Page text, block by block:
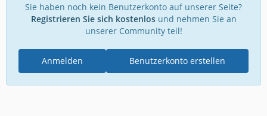
Sie haben noch kein Benutzerkonto auf unserer Seite?
Registrieren Sie sich kostenlosund nehmen Sie an
unserer Community teil!
Benutzerkonto erstellen
Anmelden